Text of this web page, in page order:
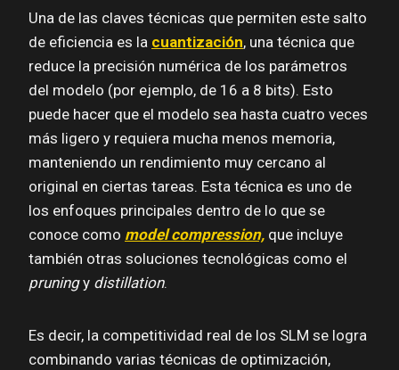
Una de las claves técnicas que permiten este salto
de eficiencia es la cuantización, una técnica que
reduce la precisión numérica de los parámetros
del modelo (por ejemplo, de 16 a 8 bits). Esto
puede hacer que el modelo sea hasta cuatro veces
más ligero y requiera mucha menos memoria,
manteniendo un rendimiento muy cercano al
original en ciertas tareas. Esta técnica es uno de
los enfoques principales dentro de lo que se
conoce como model compression, que incluye
también otras soluciones tecnológicas como el
pruningy distillation.
Es decir, la competitividad real de los SLM se logra
combinando varias técnicas de optimización,